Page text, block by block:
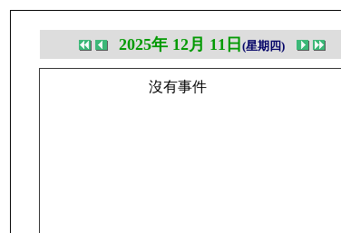
2025年 12月 11日 (星期四)
沒有事件